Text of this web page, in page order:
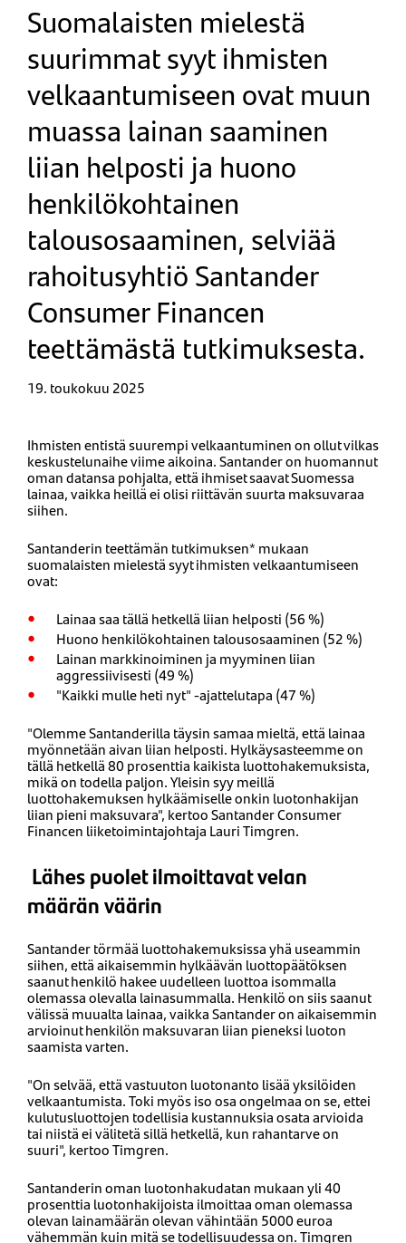
Suomalaisten mielestä
suurimmat syyt ihmisten
velkaantumiseen ovat muun
muassa lainan saaminen
liian helposti ja huono
henkilökohtainen
talousosaaminen, selviää
rahoitusyhtiö Santander
Consumer Financen
teettämästä tutkimuksesta.
19. toukokuu 2025
Ihmisten entistä suurempi velkaantuminen on ollut vilkas
keskustelunaihe viime aikoina. Santander on huomannut
oman datansa pohjalta, että ihmiset saavat Suomessa
lainaa, vaikka heillä ei olisi riittävän suurta maksuvaraa
siihen.
Santanderin teettämän tutkimuksen* mukaan
suomalaisten mielestä syyt ihmisten velkaantumiseen
ovat:
Lainaa saa tällä hetkellä liian helposti (56 %)
Huono henkilökohtainen talousosaaminen (52 %)
Lainan markkinoiminen ja myyminen liian
aggressiivisesti (49 %)
"Kaikki mulle heti nyt" -ajattelutapa (47 %)
"Olemme Santanderilla täysin samaa mieltä, että lainaa
myönnetään aivan liian helposti. Hylkäysasteemme on
tällä hetkellä 80 prosenttia kaikista luottohakemuksista,
mikä on todella paljon. Yleisin syy meillä
luottohakemuksen hylkäämiselle onkin luotonhakijan
liian pieni maksuvara", kertoo Santander Consumer
Financen liiketoimintajohtaja Lauri Timgren.
Lähes puolet ilmoittavat velan
määrän väärin
Santander törmää luottohakemuksissa yhä useammin
siihen, että aikaisemmin hylkäävän luottopäätöksen
saanut henkilö hakee uudelleen luottoa isommalla
olemassa olevalla lainasummalla. Henkilö on siis saanut
välissä muualta lainaa, vaikka Santander on aikaisemmin
arvioinut henkilön maksuvaran liian pieneksi luoton
saamista varten.
"On selvää, että vastuuton luotonanto lisää yksilöiden
velkaantumista. Toki myös iso osa ongelmaa on se, ettei
kulutusluottojen todellisia kustannuksia osata arvioida
tai niistä ei välitetä sillä hetkellä, kun rahantarve on
suuri", kertoo Timgren.
Santanderin oman luotonhakudatan mukaan yli 40
prosenttia luotonhakijoista ilmoittaa oman olemassa
olevan lainamäärän olevan vähintään 5000 euroa
vähemmän kuin mitä se todellisuudessa on. Timgren